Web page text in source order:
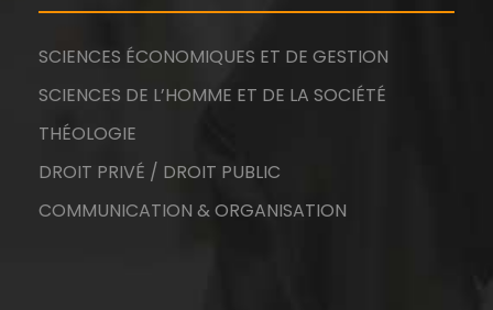
SCIENCES ÉCONOMIQUES ET DE GESTION
SCIENCES DE L’HOMME ET DE LA SOCIÉTÉ
THÉOLOGIE
DROIT PRIVÉ / DROIT PUBLIC
COMMUNICATION & ORGANISATION